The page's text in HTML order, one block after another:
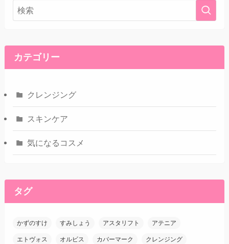
カテゴリー
クレンジング
スキンケア
気になるコスメ
タグ
かずのすけ すみしょう アスタリフト アテニア
エトヴォス オルビス カバーマーク クレンジング